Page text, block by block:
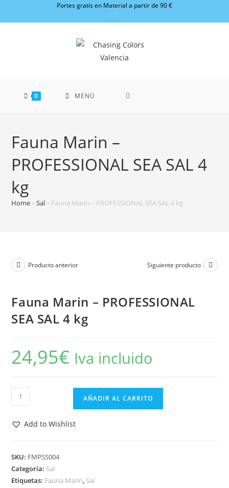
Portes gratis en Material a partir de 90 €
0 MENÚ
Fauna Marin –
PROFESSIONAL SEA SAL 4
kg
Home »Sal » Fauna Marin – PROFESSIONAL SEA SAL 4 kg
Producto anterior Siguiente producto
Fauna Marin – PROFESSIONAL
SEA SAL 4 kg
24,95€ Iva incluido
Fauna
Marin
SAL
4
kg
AÑADIR AL CARRITO
Add to Wishlist
SKU: FMPSS004
Categoría: Sal
Etiquetas: Fauna Marin, Sal